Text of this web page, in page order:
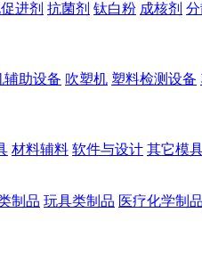
进剂 抗菌剂 钛白粉 成核剂 分
辅助设备 吹塑机 塑料检测设备
材料辅料 软件与设计 其它模
制品 玩具类制品 医疗化学制品